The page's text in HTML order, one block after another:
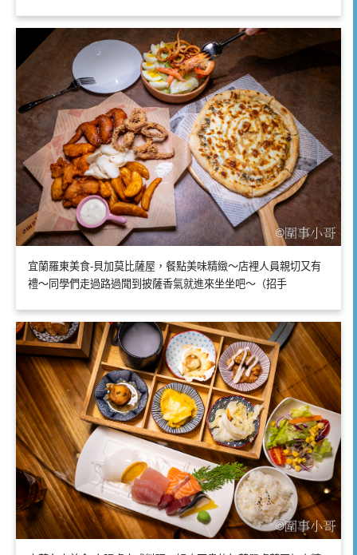
宜蘭羅東美食-貝加莫比薩屋，餐點美味精緻～店裡人員親切又有
禮～同學們走過路過聞到披薩香氣就進來坐坐吧～（招手